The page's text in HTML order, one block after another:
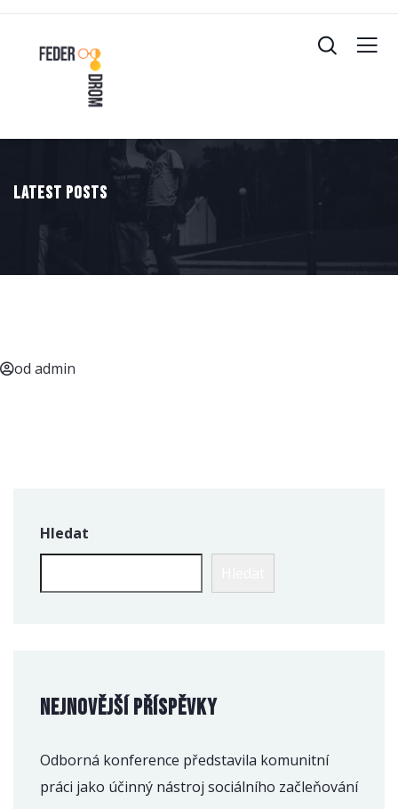
Latest Posts
od admin
Hledat
Nejnovější příspěvky
Odborná konference představila komunitní
práci jako účinný nástroj sociálního začleňování